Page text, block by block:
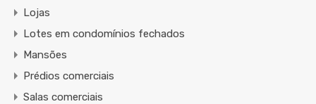
Lojas
Lotes em condomínios fechados
Mansões
Prédios comerciais
Salas comerciais